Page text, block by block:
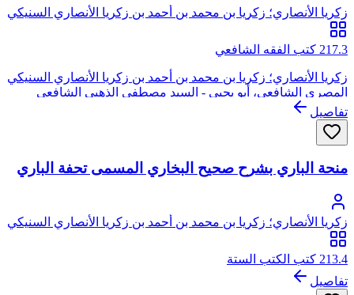
زكريا الأنصاري؛ زكريا بن محمد بن أحمد بن زكريا الأنصاري السنيكي
المصري الشافعي، أبو يحيى
217.3 كتب الفقه الشافعي
زكريا الأنصاري؛ زكريا بن محمد بن أحمد بن زكريا الأنصاري السنيكي
المصري الشافعي، أبو يحيى - السيد مصطفى الذهبي الشافعي
تفاصيل
منحة الباري بشرح صحيح البخاري المسمى تحفة الباري
زكريا الأنصاري؛ زكريا بن محمد بن أحمد بن زكريا الأنصاري السنيكي
المصري الشافعي، أبو يحيى
213.4 كتب الكتب الستة
تفاصيل